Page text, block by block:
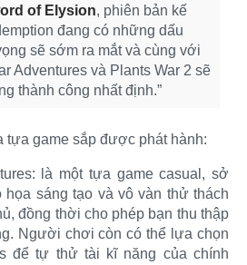
of Elysion, phiên bản kế
đang có những dấu
sẽ sớm ra mắt và cùng với
Adventures và Plants War 2 sẽ
thành công nhất định.”
tựa game sắp được phát hành:​
là một tựa game casual, sở
họa sáng tạo và vô vàn thử thách
đồng thời cho phép bạn thu thập
Người chơi còn có thể lựa chọn
để tự thử tài kĩ năng của chính